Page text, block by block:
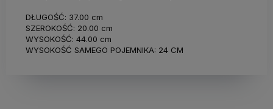
DŁUGOŚĆ: 37.00 cm
SZEROKOŚĆ: 20.00 cm
WYSOKOŚĆ: 44.00 cm
WYSOKOŚĆ SAMEGO POJEMNIKA: 24 CM